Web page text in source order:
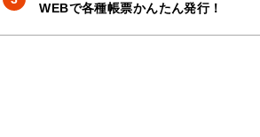
WEBで各種帳票かんたん発行！